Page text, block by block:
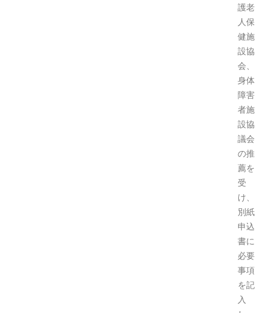
護老
人保
健施
設協
会、
身体
障害
者施
設協
議会
の推
薦を
受
け、
別紙
申込
書に
必要
事項
を記
入